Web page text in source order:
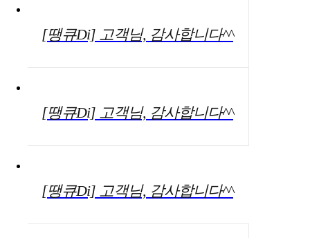
[땡큐Di] 고객님, 감사합니다^^
[땡큐Di] 고객님, 감사합니다^^
[땡큐Di] 고객님, 감사합니다^^